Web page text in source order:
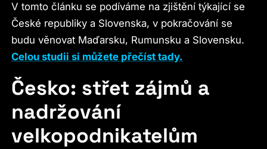
V tomto článku se podíváme na zjištění týkající se
České republiky a Slovenska, v pokračování se
budu věnovat Maďarsku, Rumunsku a Slovensku.
Celou studii si můžete přečíst tady.
Česko: střet zájmů a
nadržování
velkopodnikatelům